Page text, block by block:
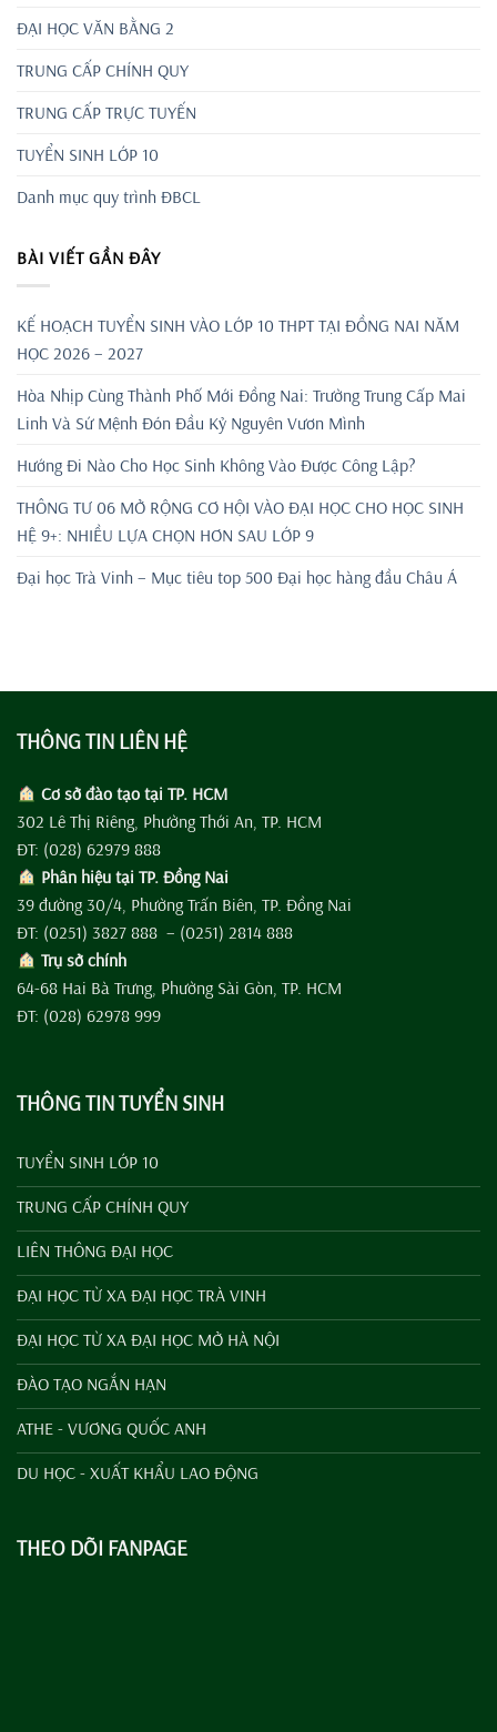
ĐẠI HỌC VĂN BẰNG 2
TRUNG CẤP CHÍNH QUY
TRUNG CẤP TRỰC TUYẾN
TUYỂN SINH LỚP 10
Danh mục quy trình ĐBCL
BÀI VIẾT GẦN ĐÂY
KẾ HOẠCH TUYỂN SINH VÀO LỚP 10 THPT TẠI ĐỒNG NAI NĂM
HỌC 2026 – 2027
Hòa Nhịp Cùng Thành Phố Mới Đồng Nai: Trường Trung Cấp Mai
Linh Và Sứ Mệnh Đón Đầu Kỷ Nguyên Vươn Mình
Hướng Đi Nào Cho Học Sinh Không Vào Được Công Lập?
THÔNG TƯ 06 MỞ RỘNG CƠ HỘI VÀO ĐẠI HỌC CHO HỌC SINH
HỆ 9+: NHIỀU LỰA CHỌN HƠN SAU LỚP 9
Đại học Trà Vinh – Mục tiêu top 500 Đại học hàng đầu Châu Á
THÔNG TIN LIÊN HỆ
Cơ sở đào tạo tại TP. HCM
302 Lê Thị Riêng, Phường Thới An, TP. HCM
ĐT: (028) 62979 888
Phân hiệu tại TP. Đồng Nai
39 đường 30/4, Phường Trấn Biên, TP. Đồng Nai
ĐT: (0251) 3827 888 – (0251) 2814 888
Trụ sở chính
64-68 Hai Bà Trưng, Phường Sài Gòn, TP. HCM
ĐT: (028) 62978 999
THÔNG TIN TUYỂN SINH
TUYỂN SINH LỚP 10
TRUNG CẤP CHÍNH QUY
LIÊN THÔNG ĐẠI HỌC
ĐẠI HỌC TỪ XA ĐẠI HỌC TRÀ VINH
ĐẠI HỌC TỪ XA ĐẠI HỌC MỞ HÀ NỘI
ĐÀO TẠO NGẮN HẠN
ATHE - VƯƠNG QUỐC ANH
DU HỌC - XUẤT KHẨU LAO ĐỘNG
THEO DÕI FANPAGE